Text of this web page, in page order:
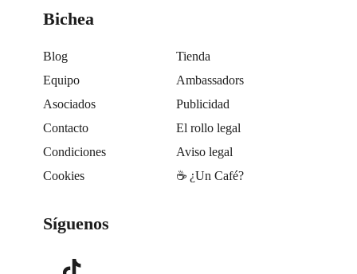
Bichea
Blog
Tienda
Equipo
Ambassadors
Asociados
Publicidad
Contacto
El rollo legal
Condiciones
Aviso legal
Cookies
☕️ ¿Un Café?
Síguenos